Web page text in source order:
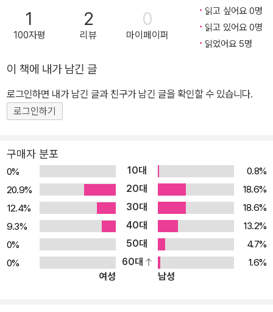
다. 현재 성균관대학교 사학과 명예교수이며, 역사문제연구소 이사
장, 제주4·3사건진상규명및희생자명예회복위원회 위원 등을 역임했
다. 주요 저서로 『80년대 민중의 삶과 투쟁』, 『한국 근현대 민족문제
『남·북협상―김규식의 길, 김구의 길』, 『비극의 현대 지도자』(일본어
역), 『배반당한 한국 민족주의』(영역), 『이승만의 정치이데올로기』,
『한국 현대사 60년』(영어·일본어·중국어·프랑스어·독일어·스페인어
『서중석의 현대사 이야기』(전20권), 『민족주의와 역사교육』(정현백
공저), 『전환기 현대사의 역사상』 등이 있다.
1
100자평
2
리뷰
0
마이페이퍼
읽고 싶어요 0명
읽고 있어요 0명
읽었어요 5명
이 책에 내가 남긴 글
로그인하면 내가 남긴 글과 친구가 남긴 글을 확인할 수 있습니다.
로그인하기
구매자 분포
0% 10대
0.8%
20.9%
20대
18.6%
12.4%
30대
18.6%
9.3%
40대
13.2%
0%
50대
4.7%
0%
60대
1.6%
여성
남성